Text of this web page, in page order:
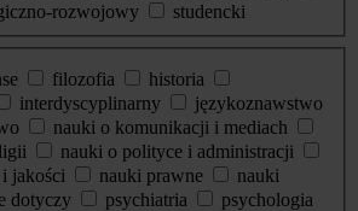
rozwojowy
studencki
filozofia
historia
interdyscyplinarny
językoznawstwo
nauki o komunikacji i mediach
nauki o polityce i administracji
jakości
nauki prawne
nauki
dotyczy psychiatria
psychologia